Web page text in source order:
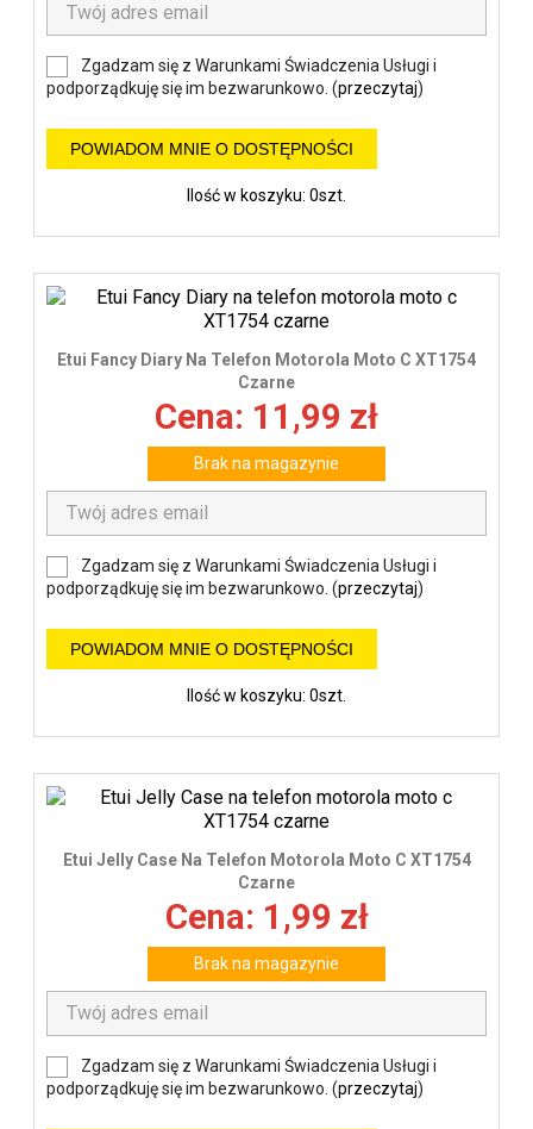
Zgadzam się z Warunkami Świadczenia Usługi i
podporządkuję się im bezwarunkowo. (przeczytaj)
POWIADOM MNIE O DOSTĘPNOŚCI
Ilość w koszyku: 0szt.
Etui Fancy Diary Na Telefon Motorola Moto C XT1754
Czarne
Cena: 11,99 zł
Brak na magazynie
Zgadzam się z Warunkami Świadczenia Usługi i
podporządkuję się im bezwarunkowo. (przeczytaj)
POWIADOM MNIE O DOSTĘPNOŚCI
Ilość w koszyku: 0szt.
Etui Jelly Case Na Telefon Motorola Moto C XT1754
Czarne
Cena: 1,99 zł
Brak na magazynie
Zgadzam się z Warunkami Świadczenia Usługi i
podporządkuję się im bezwarunkowo. (przeczytaj)